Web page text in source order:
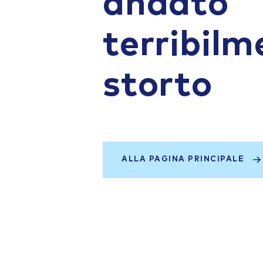
storto
ALLA PAGINA PRINCIPALE